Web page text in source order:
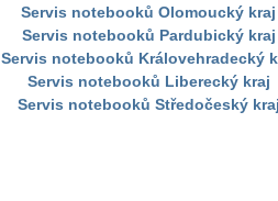
Servis notebooků Olomoucký kraj
Servis notebooků Pardubický kraj
Servis notebooků Královehradecký
Servis notebooků Liberecký kraj
Servis notebooků Středočeský